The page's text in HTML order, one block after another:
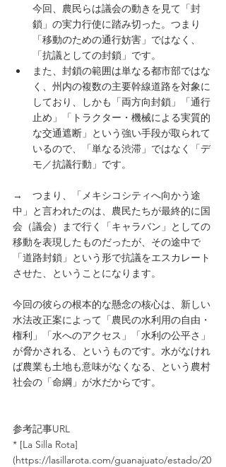
今回、農民らは議会の動きを見て「封
鎖」の実力行使に踏み切った。つまり
「移動のための通行妨害」ではなく、
「抗議としての封鎖」です。
また、封鎖の範囲は単なる都市部ではな
く、州内の複数の主要幹線道路を対象に
しており、しかも「両方向封鎖」「通行
止め」「トラクター・機械による実質的
な交通遮断」という強い手段が取られて
いるので、「単なる渋滞」ではなく「デ
モ／抗議行動」です。
→　つまり、「メキシコシティへ向かう途
中」と言われたのは、農民たちが最終的に国
会（議会）まで行く「キャラバン」としての
移動を表現したものだったが、その途中で
「道路封鎖」という形で抗議をエスカレート
させた、ということになります。
今回の彼らの根本的な懸念の核心は、新しい
水法改正案によって「農民の水利用の自由・
権利」「水へのアクセス」「水利の公平さ」
が脅かされる、というものです。水がなけれ
ば農業も土地も意味がなくなる、という農村
社会の「命綱」が水だからです。
参考記事URL
* [La Silla Rota]
(https://lasillarota.com/guanajuato/estado/20